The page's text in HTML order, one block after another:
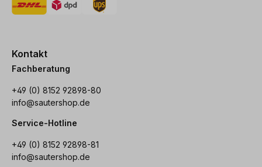
Kontakt
Fachberatung
+49 (0) 8152 92898-80
info@sautershop.de
Service-Hotline
+49 (0) 8152 92898-81
info@sautershop.de